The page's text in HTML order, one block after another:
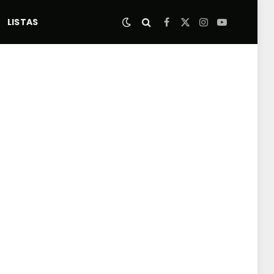
LISTAS Facebook
X
Instagram
YouTube